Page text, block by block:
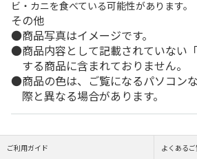
ビ・カニを食べている可能性があります。
その他
商品写真はイメージです。
商品内容として記載されていない
する商品に含まれておりません。
商品の色は、ご覧になるパソコン
際と異なる場合があります。
ご利用ガイド よくある